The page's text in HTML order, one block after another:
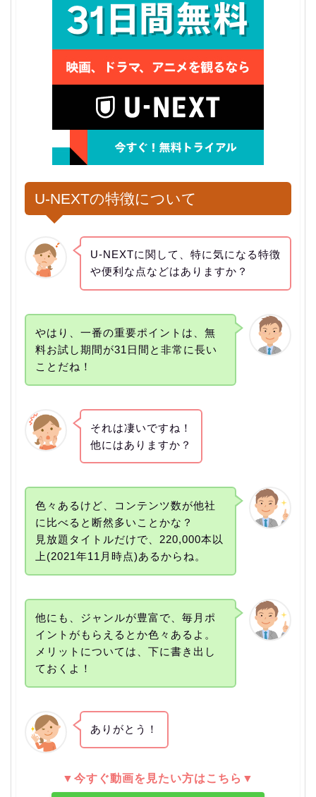
U-NEXTの特徴について
U-NEXTに関して、特に気になる特徴
や便利な点などはありますか？
やはり、一番の重要ポイントは、無
料お試し期間が31日間と非常に長い
ことだね！
それは凄いですね！
他にはありますか？
色々あるけど、コンテンツ数が他社
に比べると断然多いことかな？
見放題タイトルだけで、220,000本以
上(2021年11月時点)あるからね。
他にも、ジャンルが豊富で、毎月ポ
イントがもらえるとか色々あるよ。
メリットについては、下に書き出し
ておくよ！
ありがとう！
▼今すぐ動画を見たい方はこちら▼